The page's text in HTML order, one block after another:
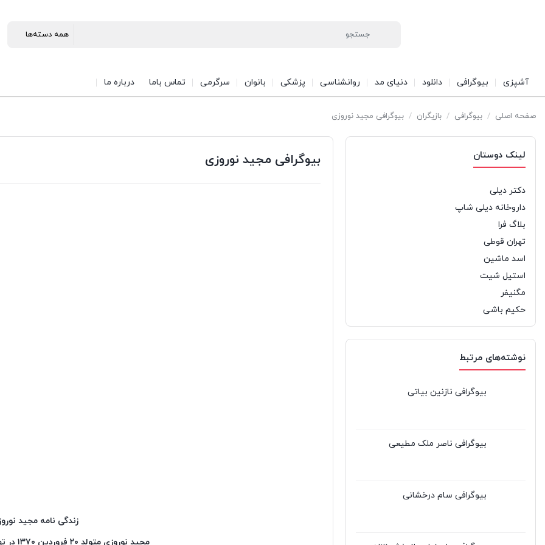
آشپزی بیوگرافی دانلود دنیای مد روانشناسی پزشکی بانوان سرگرمی تماس باما درباره ما
صفحه اصلی / بیوگرافی / بازیگران / بیوگرافی مجید نوروزی
لینک دوستان
دکتر دیلی
داروخانه دیلی شاپ
بلاگ فرا
تهران قوطی
اسد ماشین
استیل شیت
مگنیفر
حکیم باشی
نوشته‌های مرتبط
بیوگرافی نازنین بیاتی
بیوگرافی ناصر ملک مطیعی
بیوگرافی سام درخشانی
بیوگرافی مجید نوروزی
زندگی نامه مجید
مجید نوروزی متولد ۲۰ فروردین ۱۳۷۰ در تهران، بازیگر می باشند .